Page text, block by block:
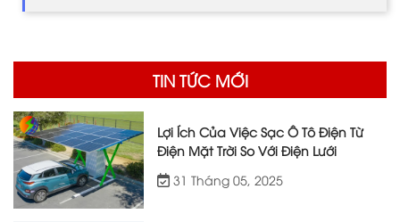
TIN TỨC MỚI
Lợi Ích Của Việc Sạc Ô Tô Điện Từ
Điện Mặt Trời So Với Điện Lưới
31 Tháng 05, 2025